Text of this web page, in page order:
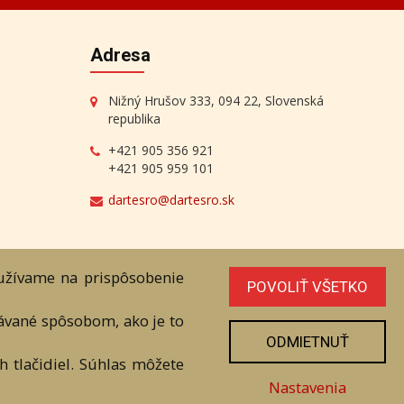
Adresa
Nižný Hrušov 333, 094 22, Slovenská
republika
+421 905 356 921
+421 905 959 101
dartesro@dartesro.sk
Aukcia
Všetky práva sú vyhradené.
na prispôsobenie
spôsobom, ako je to
tlačidiel. Súhlas môžete
POVOLIŤ VŠETKO
ODMIETNUŤ
Nastavenia